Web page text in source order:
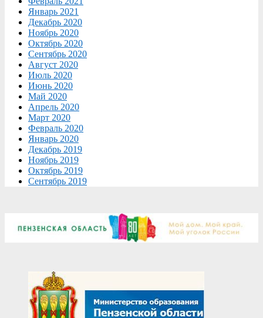
Январь 2021
Декабрь 2020
Ноябрь 2020
Октябрь 2020
Сентябрь 2020
Август 2020
Июль 2020
Июнь 2020
Май 2020
Апрель 2020
Март 2020
Февраль 2020
Январь 2020
Декабрь 2019
Ноябрь 2019
Октябрь 2019
Сентябрь 2019